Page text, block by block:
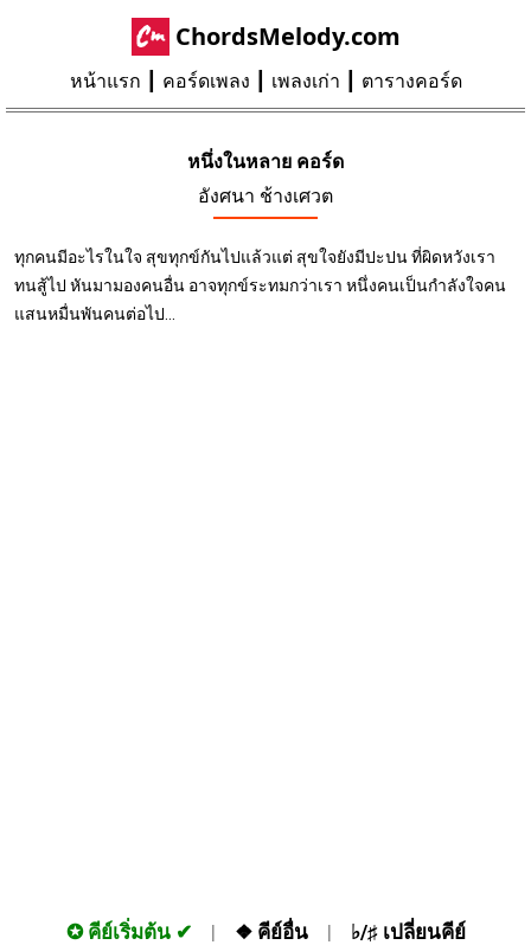
ChordsMelody.com
หน้าแรก คอร์ดเพลง เพลงเก่า ตารางคอร์ด
หนึ่งในหลาย คอร์ด
อังศนา ช้างเศวต
ทุกคนมีอะไรในใจ สุขทุกข์กันไปแล้วแต่ สุขใจยังมีปะปน ที่ผิดหวังเรา
ทนสู้ไป หันมามองคนอื่น อาจทุกข์ระทมกว่าเรา หนึ่งคนเป็นกำลังใจคน
แสนหมื่นพันคนต่อไป...
✪ คีย์เริ่มต้น ❖ คีย์อื่น ♭/♯ เปลี่ยนคีย์